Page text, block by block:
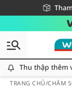
Miễn phí
Giao hàng
Thu thập thêm
TRANG CHỦ/CHĂM